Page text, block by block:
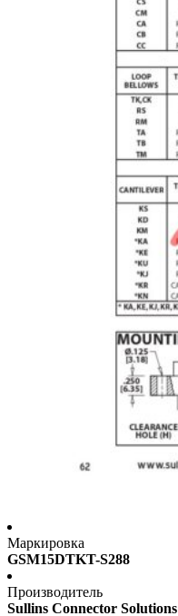
Маркировка
GSM15DTKT-S288
Производитель
Sullins Connector Solutions